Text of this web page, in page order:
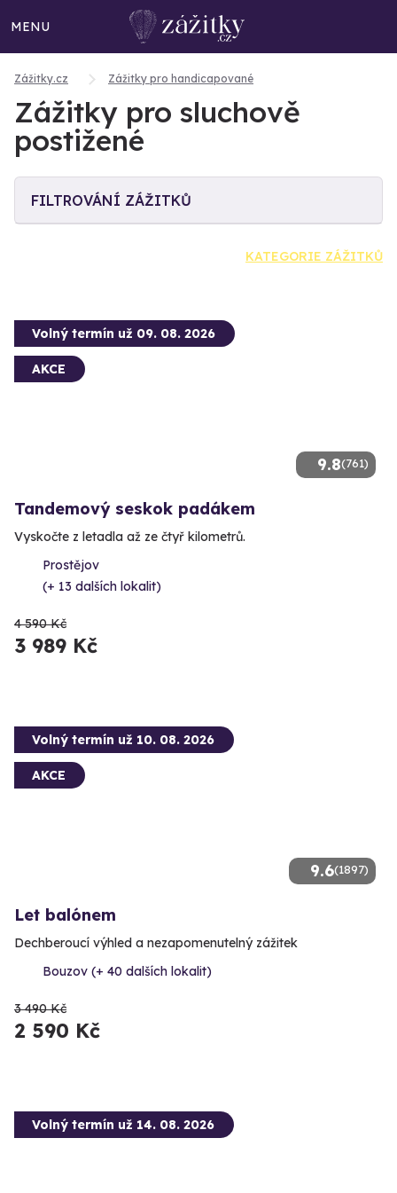
MENU
Zážitky.cz Zážitky pro handicapované
Zážitky pro sluchově
postižené
FILTROVÁNÍ ZÁŽITKŮ
KATEGORIE ZÁŽITKŮ
9.8(761)
Volný termín už 09. 08. 2026
AKCE
Tandemový seskok padákem
Vyskočte z letadla až ze čtyř kilometrů.
Prostějov
(+ 13 dalších lokalit)
4 590 Kč
3 989 Kč
9.6(1897)
Volný termín už 10. 08. 2026
AKCE
Let balónem
Dechberoucí výhled a nezapomenutelný zážitek
Bouzov (+ 40 dalších lokalit)
3 490 Kč
2 590 Kč
Volný termín už 14. 08. 2026